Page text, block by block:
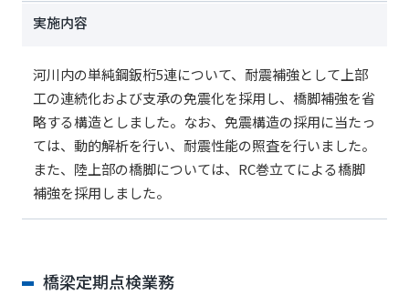
実施内容
河川内の単純鋼鈑桁5連について、耐震補強として上部
工の連続化および支承の免震化を採用し、橋脚補強を省
略する構造としました。なお、免震構造の採用に当たっ
ては、動的解析を行い、耐震性能の照査を行いました。
また、陸上部の橋脚については、RC巻立てによる橋脚
補強を採用しました。
橋梁定期点検業務